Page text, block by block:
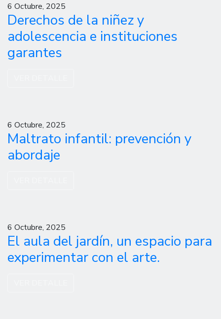
6 Octubre, 2025
Derechos de la niñez y
adolescencia e instituciones
garantes
6 Octubre, 2025
Maltrato infantil: prevención y
abordaje
6 Octubre, 2025
El aula del jardín, un espacio para
experimentar con el arte.